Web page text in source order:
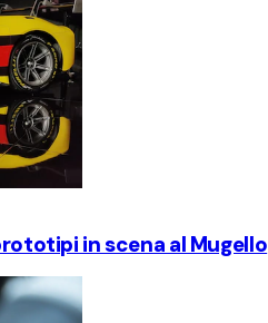
in scena al Mugello